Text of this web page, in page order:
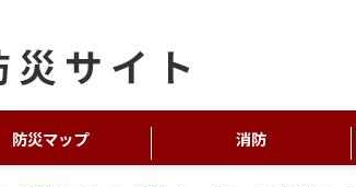
防災マップ 消防